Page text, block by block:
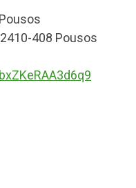
408 Pousos